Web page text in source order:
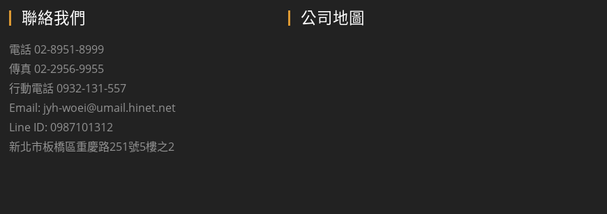
聯絡我們
電話 02-8951-8999
傳真 02-2956-9955
行動電話 0932-131-557
Email: jyh-woei@umail.hinet.net
Line ID: 0987101312
新北市板橋區重慶路251號5樓之2
公司地圖